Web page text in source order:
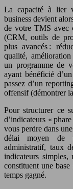
La capacité à lier
business devient
de votre TMS avec
(CRM, outils de
plus avancés :
qualité,
un programme de
ayant bénéficié
passez d’un
offensif (démontrer
Pour structurer ce
d’indicateurs «
vous perdre dans
délai moyen de
administratif, taux
indicateurs simples,
constituent une
temps gagné.